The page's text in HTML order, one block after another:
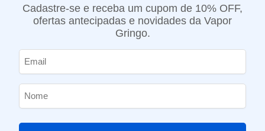
Cadastre-se e receba um cupom de 10% OFF,
ofertas antecipadas e novidades da Vapor
Gringo.